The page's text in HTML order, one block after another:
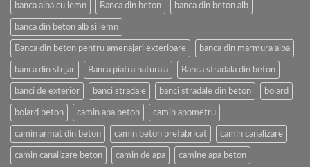
banca alba cu lemn Banca din beton banca din beton alb
banca din beton alb si lemn
Banca din beton pentru amenajari exterioare banca din marmura alba
banca din stejar Banca piatra naturala Banca stradala din beton
banci de exterior banci stradale banci stradale din beton bolard
bolard beton camin apa beton camin apometru
camin armat din beton camin beton prefabricat camin canalizare
camin canalizare beton camin de apa camine apa beton